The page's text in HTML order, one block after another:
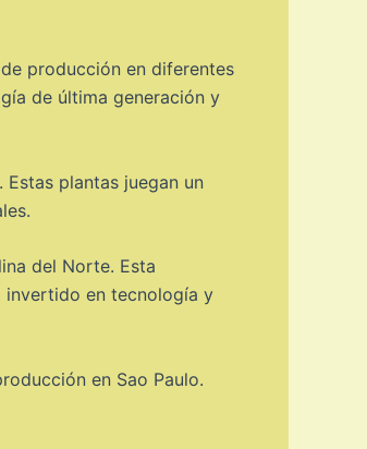
producción en diferentes
de última generación y
plantas juegan un
del Norte. Esta
invertido en tecnología y
en Sao Paulo.